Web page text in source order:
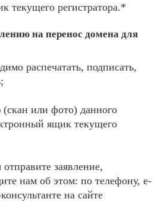
текущего регистратора.*
на перенос домена для
распечатать, подписать,
или фото) данного
ящик текущего
заявление,
нам об этом: по телефону, e-
на сайте